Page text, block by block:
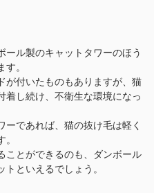
ール製のキャットタワーのほう
。
が付いたものもありますが、猫
着し続け、不衛生な環境になっ
ーであれば、猫の抜け毛は軽く
ことができるのも、ダンボール
といえるでしょう。